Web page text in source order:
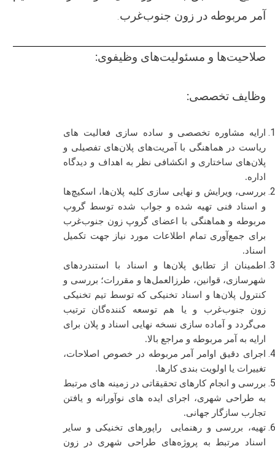
آمر مربوطه در زون جنوب‌غرب.
صلاحیت‌ها و مسئولیت‌های وظیفوی:
وظایف تخصصی:
ارایه مشاوره تخصصی و ساده سازی فعالیت های
ریاست در هماهنگی با آمریت‌های پلان‌های تفصیلی و
پلان‌های ساختاری و انکشافی نظر به اهداف و دیدگاه
اداره.
بررسی، ویرایش و نهایی سازی کلیه پلان‌ها، اسکیچ‌ها
و اسناد فنی تهیه شده و جواب شده توسط گروپ
مربوطه و هماهنگی با اعضای گروپ زون جنوب‌غرب
برای جمع‌آوری تمام اطلاعات مورد نیاز جهت تکمیل
اسناد.
اطمینان از تطابق پلان‌ها و اسناد با استندردهای
شهرسازی، قوانین، طرزالعمل‌ها و مقررات؛ بررسی و
کنترول پلان‌ها و اسناد تخنیکی که توسط تیم تخنیکی
زون جنوب‌غرب و یا هم توسعه کننده‌گان ترتیب
می‌گردد و آماده سازی نسخه نهایی اسناد و پلان برای
ارایه به آمر مربوطه و مراجع بالا.
اجرای دقیق اوامر آمر مربوطه در خصوص اصلاحات،
تغییرات یا اولویت بندی کارها.
بررسی و انجام کارهای تحقیقاتی در زمینه های مرتبط
به طراحی شهری، اجرای ایده های نوآورانه و یافتن
تجارب سازگار جهانی.
تهیه، بررسی و رهنمایی راپورهای تخنیکی و سایر
اسناد مرتبط به پروژه‌های طراحی شهری در زون